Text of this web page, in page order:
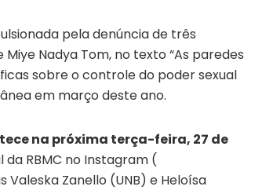
pela denúncia de três
Nadya Tom, no texto “As paredes
sobre o controle do poder sexual
em março deste ano.
na próxima terça-feira, 27 de
RBMC no Instagram (
Valeska Zanello (UNB) e Heloísa